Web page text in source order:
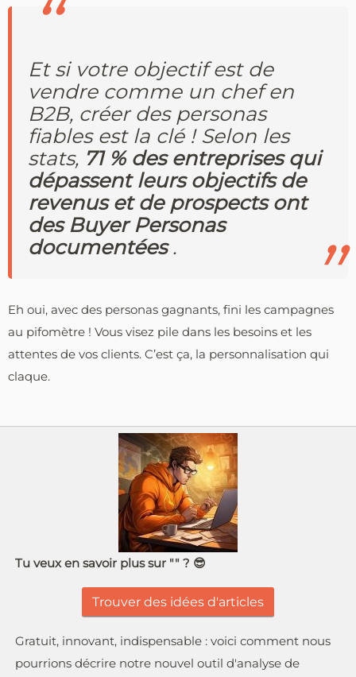
Et si votre objectif est de
vendre comme un chef en
B2B, créer des personas
fiables est la clé ! Selon les
stats, 71 % des entreprises qui
dépassent leurs objectifs de
revenus et de prospects ont
des Buyer Personas
documentées.
Eh oui, avec des personas gagnants, fini les campagnes
au pifomètre ! Vous visez pile dans les besoins et les
attentes de vos clients. C’est ça, la personnalisation qui
claque.
Tu veux en savoir plus sur "" ? 😎
Trouver des idées d'articles
Gratuit, innovant, indispensable : voici comment nous
pourrions décrire notre nouvel outil d'analyse de